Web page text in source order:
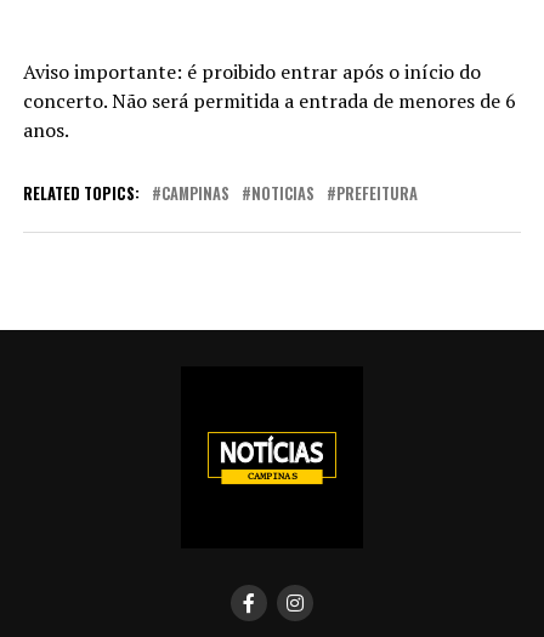
Aviso importante: é proibido entrar após o início do
concerto. Não será permitida a entrada de menores de 6
anos.
RELATED TOPICS: CAMPINAS NOTICIAS PREFEITURA